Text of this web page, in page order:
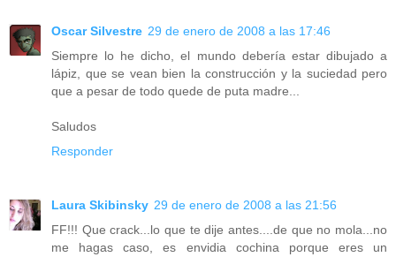
Oscar Silvestre 29 de enero de 2008 a las 17:46
Siempre lo he dicho, el mundo debería estar dibujado a
lápiz, que se vean bien la construcción y la suciedad pero
que a pesar de todo quede de puta madre...
Saludos
Responder
Laura Skibinsky 29 de enero de 2008 a las 21:56
FF!!! Que crack...lo que te dije antes....de que no mola...no
me hagas caso, es envidia cochina porque eres un